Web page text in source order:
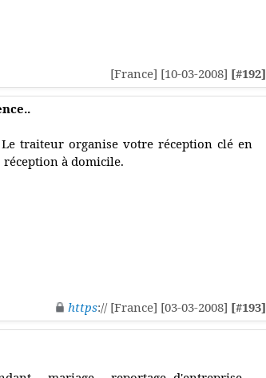
[France] [10-03-2008] [#192]
traiteur organise votre réception clé en
réception à domicile.
https:// [France] [03-03-2008] [#193]